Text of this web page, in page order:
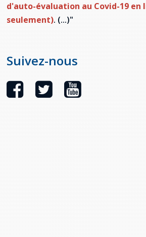
d'auto-évaluation au Covid-19 en
seulement). (...)"
Suivez-nous